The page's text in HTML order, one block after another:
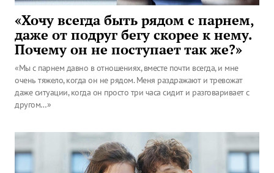
«Хочу всегда быть рядом с парнем,
даже от подруг бегу скорее к нему.
Почему он не поступает так же?»
«Мы с парнем давно в отношениях, вместе почти всегда, и мне
очень тяжело, когда он не рядом. Меня раздражают и тревожат
даже ситуации, когда он просто три часа сидит и разговаривает с
другом…»